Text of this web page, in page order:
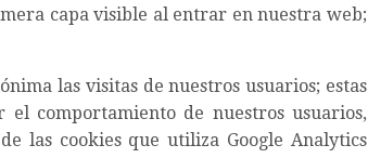
capa visible al entrar en nuestra web;
las visitas de nuestros usuarios; estas
comportamiento de nuestros usuarios,
las cookies que utiliza Google Analytics